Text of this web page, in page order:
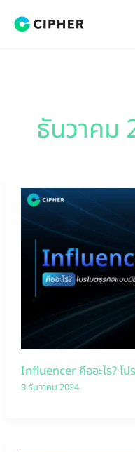
ธันวาคม
Influencer คืออะไร? โ
9 ธันวาคม 2024